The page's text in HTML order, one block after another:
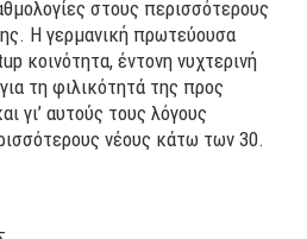
στους περισσότερους
Η γερμανική πρωτεύουσα
κοινότητα, έντονη νυχτερινή
τη φιλικότητά της προς
γι’ αυτούς τους λόγους
νέους κάτω των 30.